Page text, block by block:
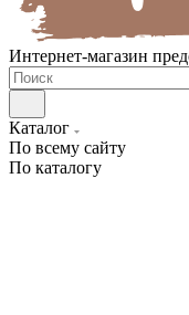
Интернет-магазин
Каталог
По всему сайту
По каталогу